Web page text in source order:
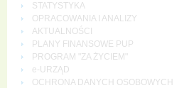
STATYSTYKA
OPRACOWANIA I ANALIZY
AKTUALNOŚCI
PLANY FINANSOWE PUP
PROGRAM "ZA ŻYCIEM"
e-URZĄD
OCHRONA DANYCH OSOBOWYCH